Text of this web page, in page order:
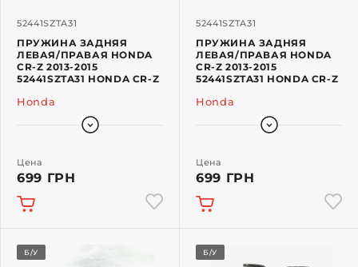
52441SZTA31
ПРУЖИНА ЗАДНЯЯ
ЛЕВАЯ/ПРАВАЯ HONDA
CR-Z 2013-2015
52441SZTA31 HONDA CR-Z
Honda
Цена
699 ГРН
52441SZTA31
ПРУЖИНА ЗАДНЯЯ
ЛЕВАЯ/ПРАВАЯ HONDA
CR-Z 2013-2015
52441SZTA31 HONDA CR-Z
Honda
Цена
699 ГРН
Б/У Б/У